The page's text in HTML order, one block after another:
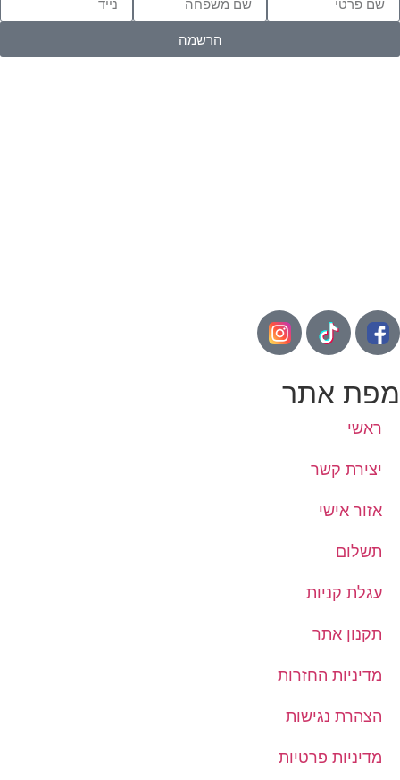
הרשמה
אתר
ראשי
יצירת קשר
אזור אישי
תשלום
עגלת קניות
תקנון אתר
מדיניות החזרות
הצהרת נגישות
מדיניות פרטיות